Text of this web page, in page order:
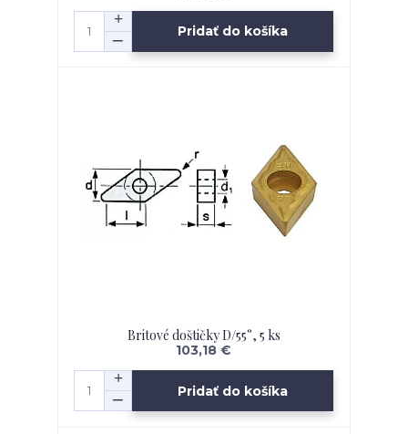
Pridať do košíka
Britové doštičky D/55°, 5 ks
103,18 €
Pridať do košíka